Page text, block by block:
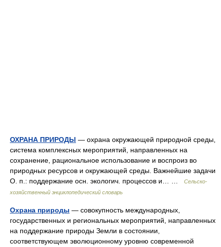
ОХРАНА ПРИРОДЫ — охрана окружающей природной среды,
система комплексных мероприятий, направленных на
сохранение, рациональное использование и воспроиз во
природных ресурсов и окружающей среды. Важнейшие задачи
О. п.: поддержание осн. экологич. процессов и… …
Сельско-
хозяйственный энциклопедический словарь
Охрана природы — совокупность международных,
государственных и региональных мероприятий, направленных
на поддержание природы Земли в состоянии,
соответствующем эволюционному уровню современной